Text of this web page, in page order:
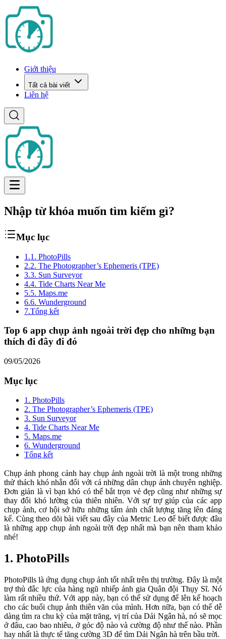
Giới thiệu
Tất cả bài viết
Liên hệ
Nhập từ khóa muốn tìm kiếm gì?
Mục lục
1.1. PhotoPills
2.2. The Photographer’s Ephemeris (TPE)
3.3. Sun Surveyor
4.4. Tide Charts Near Me
5.5. Maps.me
6.6. Wunderground
7.Tổng kết
Top 6 app chụp ảnh ngoài trời đẹp cho những bạn
thích đi đây đi đó
09/05/2026
Mục lục
1. PhotoPills
2. The Photographer’s Ephemeris (TPE)
3. Sun Surveyor
4. Tide Charts Near Me
5. Maps.me
6. Wunderground
Tổng kết
Chụp ảnh phong cảnh hay chụp ảnh ngoài trời là một trong những
thử thách khó nhằn đối với cả những dân chụp ảnh chuyên nghiệp.
Đơn giản là vì bạn khó có thể bắt trọn vẻ đẹp cũng như những sự
thay đổi khó lường của thiên nhiên. Với sự trợ giúp của các app
chụp ảnh, cơ hội sở hữu những tấm ảnh chất lượng tăng lên đáng
kể. Cùng theo dõi bài viết sau đây của Metric Leo để biết được đâu
là những app chụp ảnh ngoài trời đẹp nhất mà bạn nên tham khảo
nhé!
1. PhotoPills
PhotoPills là ứng dụng chụp ảnh tốt nhất trên thị trường. Đây là một
trợ thủ đắc lực của hàng ngũ nhiếp ảnh gia Quân đội Thụy Sĩ. Nó
làm rất nhiều thứ. Với app này, bạn có thể sử dụng để lên kế hoạch
cho các buổi chụp ảnh thiên văn của mình. Hơn nữa, bạn có thể dễ
dàng tìm ra chu kỳ của mặt trăng, vị trí của Dải Ngân hà, nó sẽ mọc
ở đâu, cao bao nhiêu, ở góc độ nào và cường độ như thế nào. Phần
hay nhất là thực tế tăng cường 3D để tìm Dải Ngân hà trên bầu trời.